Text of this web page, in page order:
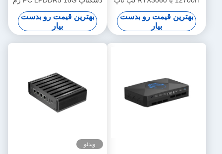
بهترین قیمت رو بدست
بیار
ویندوز 10/11 لینوکس مینی
دسکتاپ
بهترین قیمت رو بدست
بیار
ویدئو